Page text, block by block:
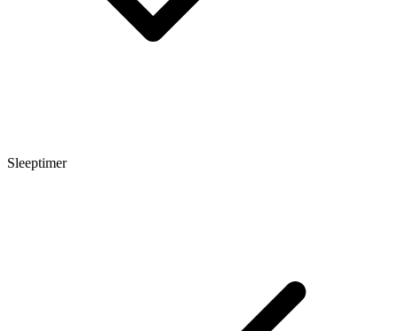
Sleeptimer